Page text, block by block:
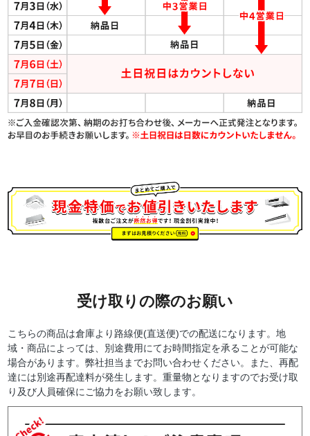
受け取りの際のお願い
こちらの商品は倉庫より路線便(直送便)での配送になります。地
域・商品によっては、別途費用にてお時間指定を承ることが可能な
場合があります。弊社担当までお問い合わせください。また、再配
達には別途再配達料が発生します。重量物となりますのでお受け取
り及び人員確保にご協力をお願い致します。